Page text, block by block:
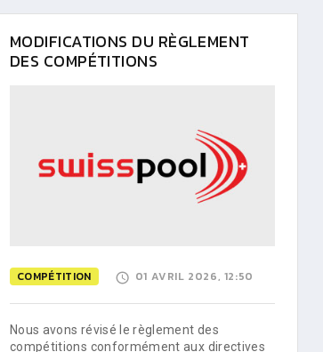
MODIFICATIONS DU RÈGLEMENT
DES COMPÉTITIONS
COMPÉTITION 01 AVRIL 2026, 12:50
Nous avons révisé le règlement des
compétitions conformément aux directives